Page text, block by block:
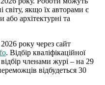
світу, якщо їх авторами є
або архітектурні та
року через сайт
. Відбір кваліфікаційної
членами журі – на 29
відбудеться 30